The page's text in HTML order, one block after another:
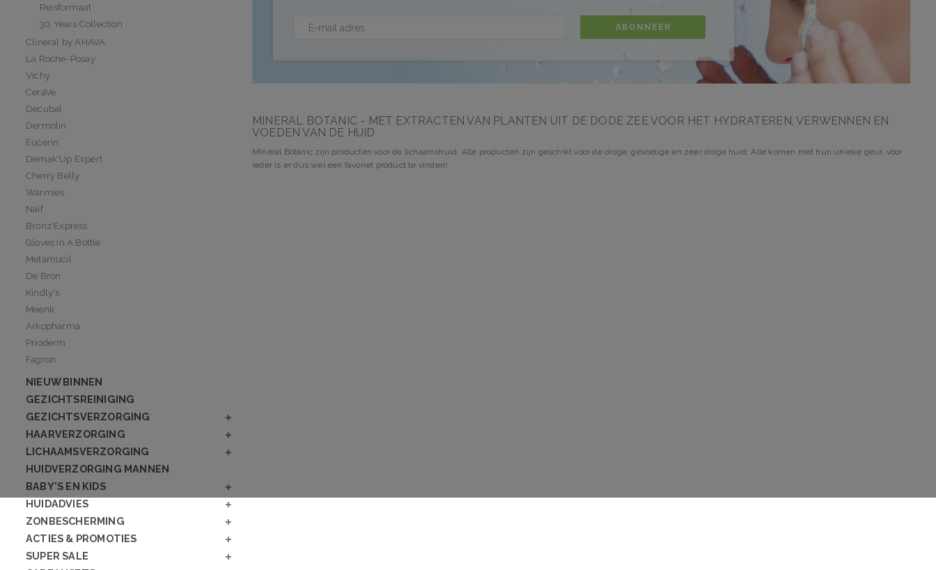
Reisformaat
30 Years Collection
Clineral by AHAVA
La Roche-Posay
Vichy
CeraVe
Decubal
Dermolin
Eucerin
Demak'Up Expert
Cherry Belly
Warmies
Naïf
Bronz'Express
Gloves In A Bottle
Metamucil
De Bron
Kindly's
Meenk
Arkopharma
Prioderm
Fagron
NIEUW BINNEN
GEZICHTSREINIGING
GEZICHTSVERZORGING
HAARVERZORGING
LICHAAMSVERZORGING
HUIDVERZORGING MANNEN
BABY'S EN KIDS
HUIDADVIES
ZONBESCHERMING
ACTIES & PROMOTIES
SUPER SALE
ABONNEER
MINERAL BOTANIC - MET EXTRACTEN VAN PLANTEN UIT DE DODE ZEE VOOR HET HYDRATEREN, VERWENNEN EN
VOEDEN VAN DE HUID
Mineral Botanic zijn producten voor de lichaamshuid. Alle producten zijn geschikt voor de droge, gevoelige en zeer droge huid. Alle komen met hun unieke geur, voor
ieder is er dus wel een favoriet product te vinden!